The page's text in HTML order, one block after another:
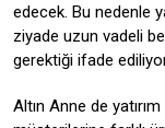
edecek. Bu nedenle
ziyade uzun vadeli
gerektiği ifade
Altın Anne de